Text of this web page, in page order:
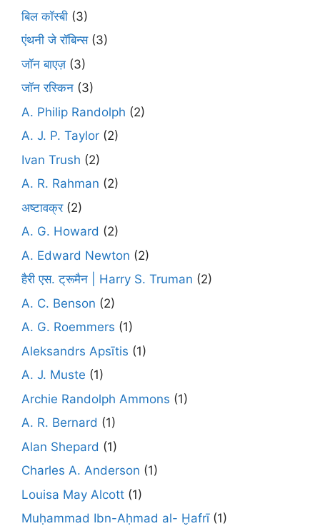
बिल कॉस्बी (3)
एंथनी जे रॉबिन्स(3)
जॉन बाएज़ (3)
जॉन रस्किन (3)
A. Philip Randolph (2)
A. J. P. Taylor (2)
Ivan Trush (2)
A. R. Rahman (2)
अष्टावक्र(2)
A. G. Howard (2)
A. Edward Newton (2)
हैरी एस. ट्रूमैन | Harry S. Truman (2)
A. C. Benson (2)
A. G. Roemmers (1)
Aleksandrs Apsītis (1)
A. J. Muste (1)
Archie Randolph Ammons (1)
A. R. Bernard (1)
Alan Shepard (1)
Charles A. Anderson (1)
Louisa May Alcott (1)
Muḥammad Ibn-Aḥmad al- Ḫafrī(1)